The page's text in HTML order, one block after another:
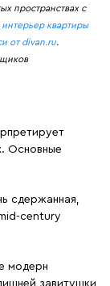
пространствах с
интерьер квартиры
от divan.ru.
Основные
сдержанная,
century
модерн
завитушки